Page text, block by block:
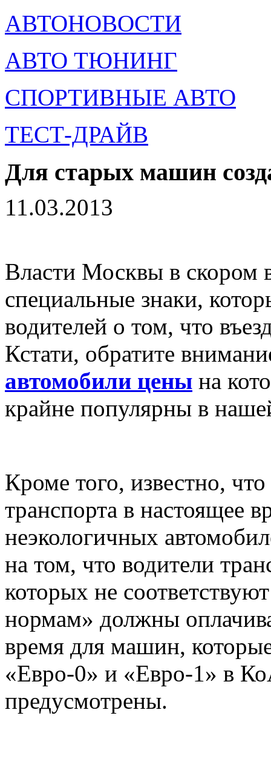
АВТОНОВОСТИ
АВТО ТЮНИНГ
СПОРТИВНЫЕ АВТО
ТЕСТ-ДРАЙВ
Для старых машин
11.03.2013
Власти Москвы в скором
специальные знаки,
водителей о том, что
Кстати, обратите
автомобили цены на
крайне популярны в
Кроме того, известно,
транспорта в настоящее
неэкологичных
на том, что водители
которых не
нормам» должны
время для машин,
«Евро-0» и «Евро-1» в
предусмотрены.